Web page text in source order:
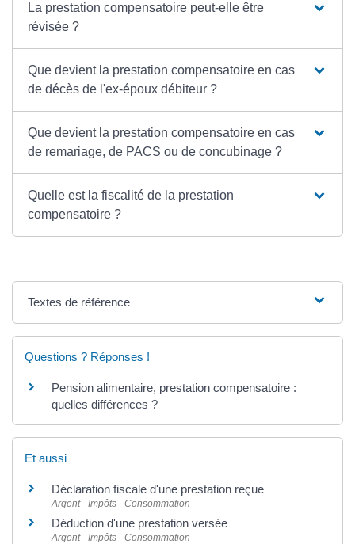
La prestation compensatoire peut-elle être
révisée ?
Que devient la prestation compensatoire en cas
de décès de l'ex-époux débiteur ?
Que devient la prestation compensatoire en cas
de remariage, de PACS ou de concubinage ?
Quelle est la fiscalité de la prestation
compensatoire ?
Textes de référence
Questions ? Réponses !
Pension alimentaire, prestation compensatoire :
quelles différences ?
Et aussi
Déclaration fiscale d'une prestation reçue
Argent - Impôts - Consommation
Déduction d'une prestation versée
Argent - Impôts - Consommation